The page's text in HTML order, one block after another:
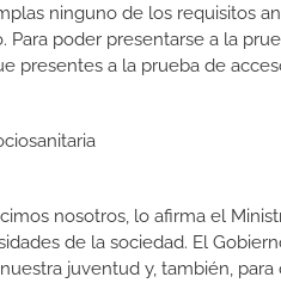
ninguno de los requisitos
poder presentarse a la
presentes a la prueba de
nosotros, lo afirma el
de la sociedad. El
juventud y, también, para